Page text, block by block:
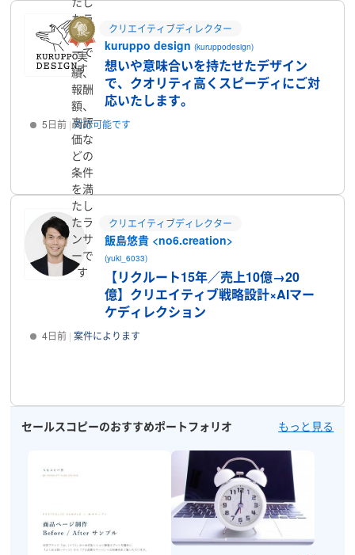
たラ
ンサ
ーで
す
クリエイティブディレクター
kuruppo design(kuruppodesign)
想いや意味合いを持たせたデザイン
で、クオリティ高くスピーディにご対
応いたします。
5日前 対応可能です
実
績、
報酬
額、
高評
価な
どの
条件
を満
たし
たラ
ンサ
ーで
す
クリエイティブディレクター
飯島悠貴 <no6.creation>
(yuki_6033)
【リクルート15年／売上10億→20
億】クリエイティブ戦略設計×AIマー
ケディレクション
4日前 案件によります
セールスコピーのおすすめポートフォリオ もっと見る